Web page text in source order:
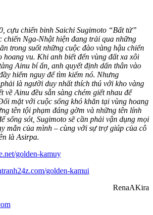
cựu chiến binh Saichi Sugimoto “Bất tử”
chiến Nga-Nhật hiện đang trải qua những
trong suốt những cuộc đào vàng hậu chiến
hoang vu. Khi anh biết đến vùng đất xa xôi
Ainu bí ẩn, anh quyết định dấn thân vào
hiểm nguy để tìm kiếm nó. Nhưng
là người duy nhất thích thú với kho vàng
về Ainu đều sẵn sàng chém giết nhau để
mặt với cuộc sống khó khăn tại vùng hoang
tên tội phạm đáng gờm và những tên lính
sống sót, Sugimoto sẽ cần phải vận dụng mọi
mắn của mình – cùng với sự trợ giúp của cô
là Asirpa.
golden-kamuy
golden-kamui
RenaAKira